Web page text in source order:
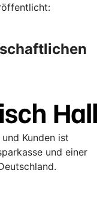
Kunden ist
und einer